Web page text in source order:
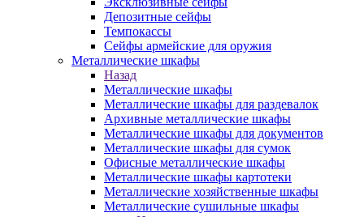
Депозитные сейфы
Темпокассы
Сейфы армейские для оружия
Металлические шкафы
Назад
Металлические шкафы
Металлические шкафы для раздевалок
Архивные металлические шкафы
Металлические шкафы для документов
Металлические шкафы для сумок
Офисные металлические шкафы
Металлические шкафы картотеки
Металлические хозяйственные шкафы
Металлические сушильные шкафы